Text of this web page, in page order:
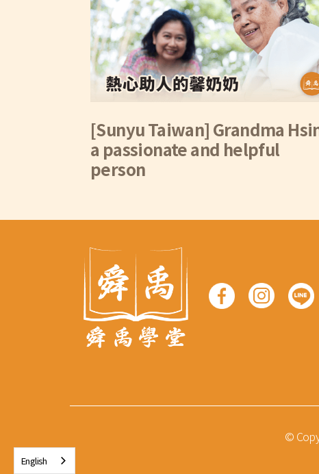
[Sunyu Taiwan] Grandma
a passionate and helpful
person
©
English